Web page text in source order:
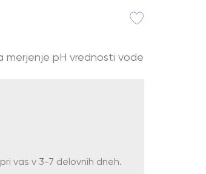
pH vrednosti vode
vas v 3-7 delovnih dneh.